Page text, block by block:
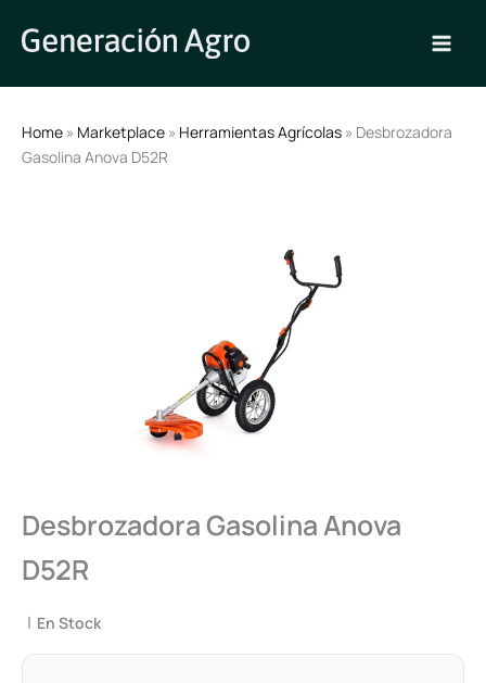
Home » Marketplace » Herramientas Agrícolas » Desbrozadora
Gasolina Anova D52R
Desbrozadora Gasolina Anova
D52R
| En Stock